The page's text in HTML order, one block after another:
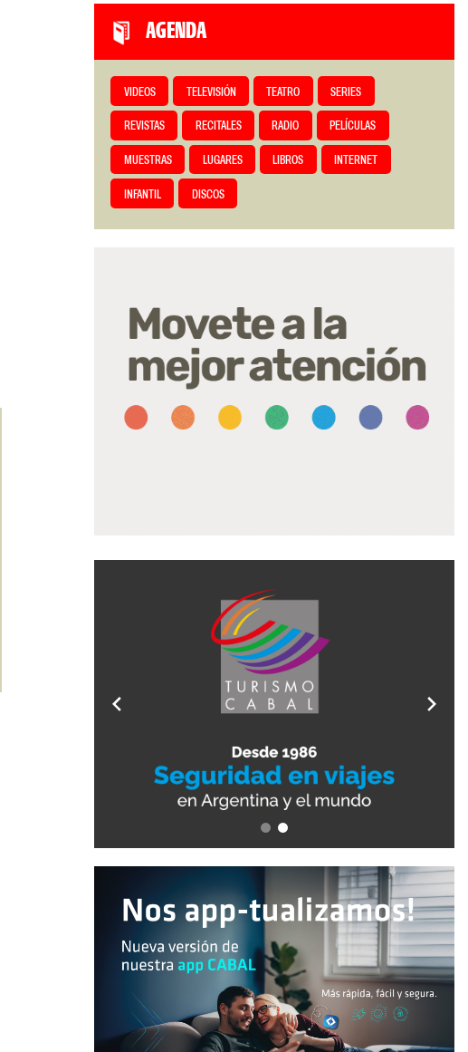
AGENDA
VIDEOS TELEVISIÓN TEATRO SERIES
REVISTAS RECITALES RADIO PELÍCULAS
MUESTRAS LUGARES LIBROS INTERNET
INFANTIL DISCOS